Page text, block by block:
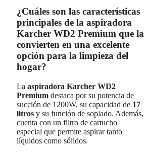
¿Cuáles son las características
principales de la aspiradora
Karcher WD2 Premium que la
convierten en una excelente
opción para la limpieza del
hogar?
La aspiradora Karcher WD2
Premium destaca por su potencia de
succión de 1200W, su capacidad de 17
litros y su función de soplado. Además,
cuenta con un filtro de cartucho
especial que permite aspirar tanto
líquidos como sólidos.